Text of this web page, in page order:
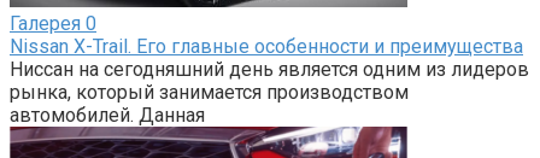
Галерея 0
Nissan X-Trail. Его главные особенности и преимущества
Ниссан на сегодняшний день является одним из лидеров
рынка, который занимается производством
автомобилей. Данная